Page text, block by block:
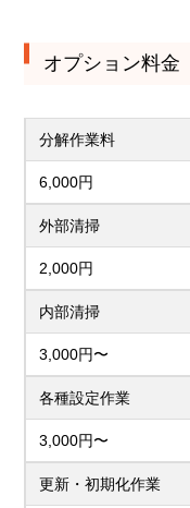
オプション料金
分解作業料
6,000円
外部清掃
2,000円
内部清掃
3,000円〜
各種設定作業
3,000円〜
更新・初期化作業